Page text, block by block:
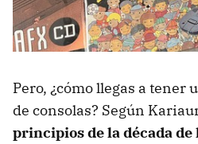
Pero, ¿cómo llegas a tener
de consolas? Según
principios de la década de